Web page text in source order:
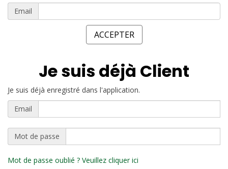
Email
Je suis déjà Client
Je suis déjà enregistré dans l'application.
Email
Mot de passe
Mot de passe oublié ? Veuillez cliquer ici